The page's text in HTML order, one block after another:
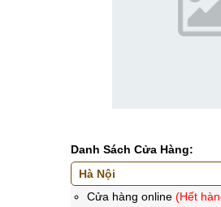
Danh Sách Cửa Hàng:
Cửa hàng online (Hết